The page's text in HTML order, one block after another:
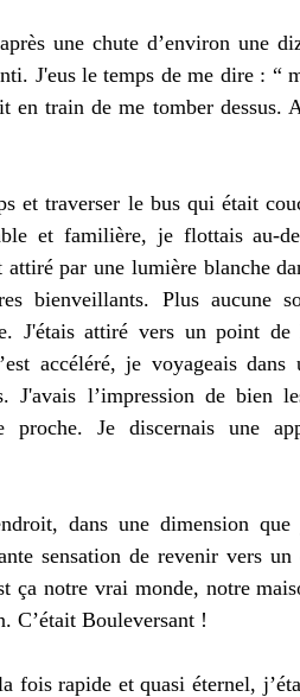
une chute d’environ une
J'eus le temps de me dire : “
en train de me tomber dessus.
et traverser le bus qui était
et familière, je flottais au-
par une lumière blanche
bienveillants. Plus aucune
J'étais attiré vers un point de
accéléré, je voyageais
J'avais l’impression de bien
Je discernais une
dans une dimension que
sensation de revenir vers
ça notre vrai monde, notre
C’était Bouleversant !
fois rapide et quasi éternel,